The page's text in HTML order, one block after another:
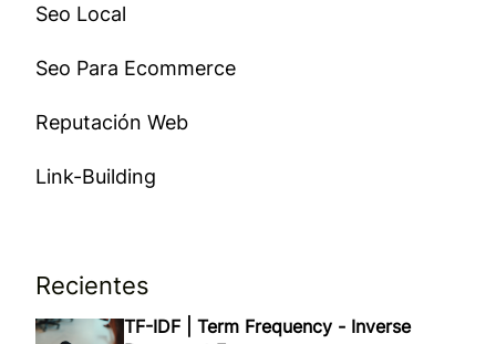
Seo Local
Seo Para Ecommerce
Reputación Web
Link-Building
Recientes
TF-IDF | Term Frequency - Inverse